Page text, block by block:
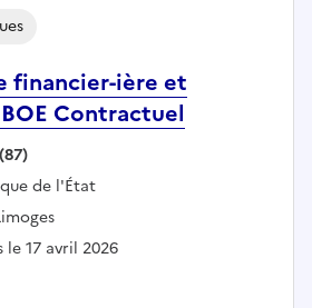
financier-ière et
Contractuel
(87)
:de l'État
le 17 avril 2026